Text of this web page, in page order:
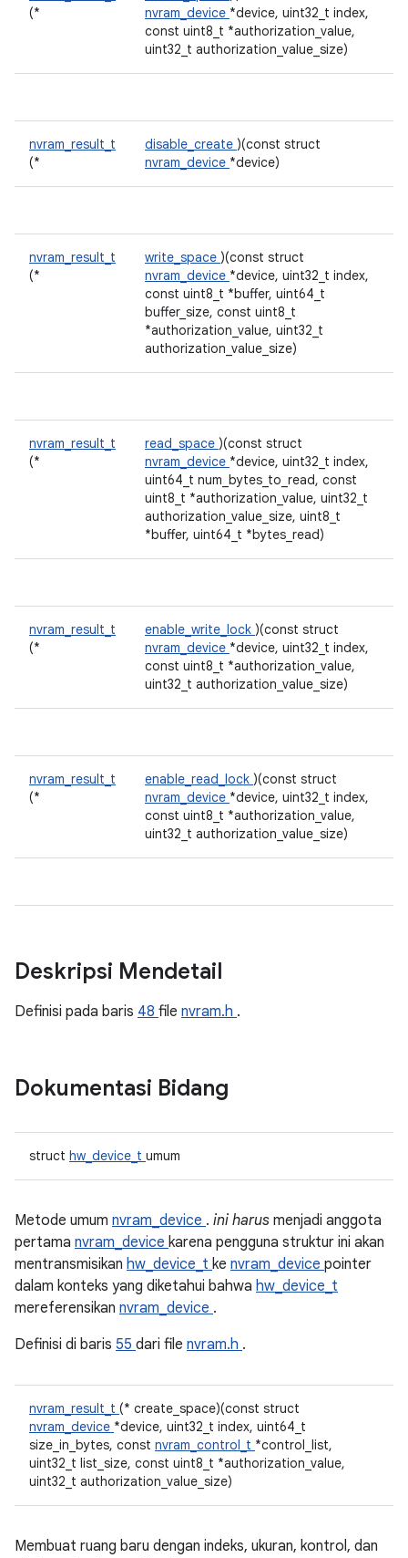
(*
nvram_device *device, uint32_t index,
const uint8_t *authorization_value,
uint32_t authorization_value_size)
nvram_result_t
(*
disable_create )(const struct
nvram_device *device)
nvram_result_t
(*
write_space )(const struct
nvram_device *device, uint32_t index,
const uint8_t *buffer, uint64_t
buffer_size, const uint8_t
*authorization_value, uint32_t
authorization_value_size)
nvram_result_t
(*
read_space )(const struct
nvram_device *device, uint32_t index,
uint64_t num_bytes_to_read, const
uint8_t *authorization_value, uint32_t
authorization_value_size, uint8_t
*buffer, uint64_t *bytes_read)
nvram_result_t
(*
enable_write_lock )(const struct
nvram_device *device, uint32_t index,
const uint8_t *authorization_value,
uint32_t authorization_value_size)
nvram_result_t
(*
enable_read_lock )(const struct
nvram_device *device, uint32_t index,
const uint8_t *authorization_value,
uint32_t authorization_value_size)
Deskripsi Mendetail
Definisi pada baris 48 file nvram.h .
Dokumentasi Bidang
struct hw_device_t umum
Metode umum nvram_device . ini harus menjadi anggota
pertama nvram_device karena pengguna struktur ini akan
mentransmisikan hw_device_t ke nvram_device pointer
dalam konteks yang diketahui bahwa hw_device_t
mereferensikan nvram_device .
Definisi di baris 55 dari file nvram.h .
nvram_result_t (* create_space)(const struct
nvram_device *device, uint32_t index, uint64_t
size_in_bytes, const nvram_control_t *control_list,
uint32_t list_size, const uint8_t *authorization_value,
uint32_t authorization_value_size)
Membuat ruang baru dengan indeks, ukuran, kontrol, dan